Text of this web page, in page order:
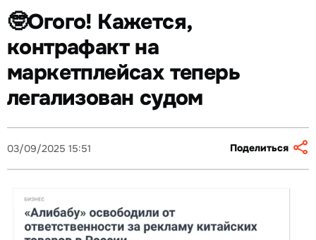
🤓Огого! Кажется,
контрафакт на
маркетплейсах теперь
легализован судом
03/09/2025 15:51 Поделиться